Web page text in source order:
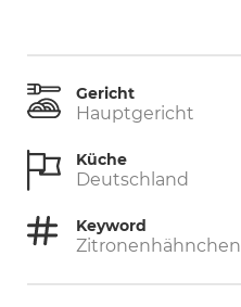
Gericht
Hauptgericht
Küche
Deutschland
Keyword
Zitronenhähnchen